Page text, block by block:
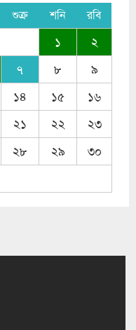
শুক্র শনি রবি
১
২
৭ ৮
৯
১৪ ১৫
১৬
২১ ২২
২৩
২৮ ২৯
৩০